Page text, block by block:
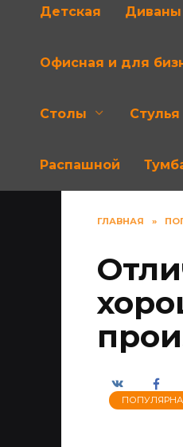
Детская Диваны
Офисная и для
Столы Стулья
Распашной
ГЛАВНАЯ »